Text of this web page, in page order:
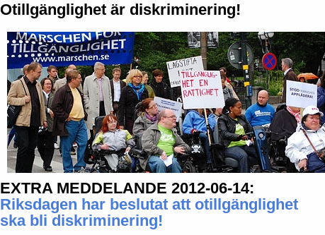
Otillgänglighet är diskriminering!
EXTRA MEDDELANDE 2012-06-14:
Riksdagen har beslutat att otillgänglighet
ska bli diskriminering!